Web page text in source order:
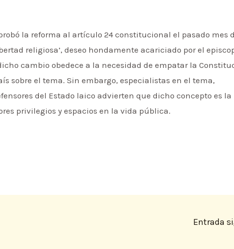
la reforma al artículo 24 constitucional el pasado mes
religiosa’, deseo hondamente acariciado por el
cambio obedece a la necesidad de empatar la
sobre el tema. Sin embargo, especialistas en el tema,
del Estado laico advierten que dicho concepto es
privilegios y espacios en la vida pública.
Entrada